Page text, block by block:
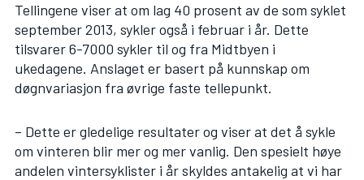
Tellingene viser at om lag 40 prosent av de som syklet
september 2013, sykler også i februar i år. Dette
tilsvarer 6-7000 sykler til og fra Midtbyen i
ukedagene. Anslaget er basert på kunnskap om
døgnvariasjon fra øvrige faste tellepunkt.
– Dette er gledelige resultater og viser at det å sykle
om vinteren blir mer og mer vanlig. Den spesielt høye
andelen vintersyklister i år skyldes antakelig at vi har